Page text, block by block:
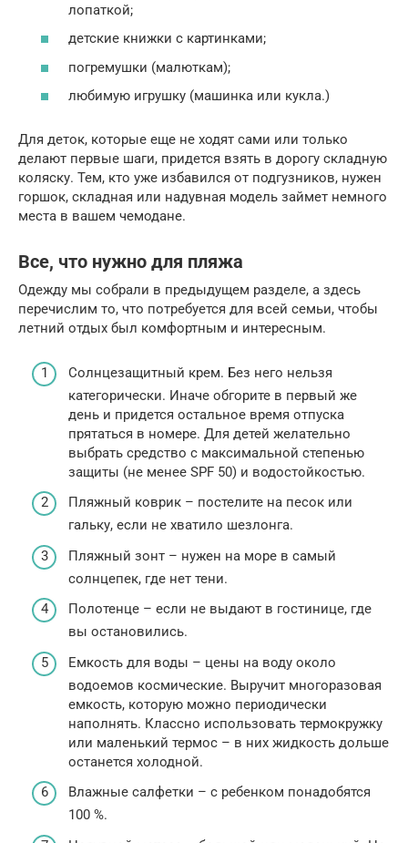
лопаткой;
детские книжки с картинками;
погремушки (малюткам);
любимую игрушку (машинка или кукла.)
Для деток, которые еще не ходят сами или только
делают первые шаги, придется взять в дорогу складную
коляску. Тем, кто уже избавился от подгузников, нужен
горшок, складная или надувная модель займет немного
места в вашем чемодане.
Все, что нужно для пляжа
Одежду мы собрали в предыдущем разделе, а здесь
перечислим то, что потребуется для всей семьи, чтобы
летний отдых был комфортным и интересным.
Солнцезащитный крем. Без него нельзя
категорически. Иначе обгорите в первый же
день и придется остальное время отпуска
прятаться в номере. Для детей желательно
выбрать средство с максимальной степенью
защиты (не менее SPF 50) и водостойкостью.
Пляжный коврик – постелите на песок или
гальку, если не хватило шезлонга.
Пляжный зонт – нужен на море в самый
солнцепек, где нет тени.
Полотенце – если не выдают в гостинице, где
вы остановились.
Емкость для воды – цены на воду около
водоемов космические. Выручит многоразовая
емкость, которую можно периодически
наполнять. Классно использовать термокружку
или маленький термос – в них жидкость дольше
останется холодной.
Влажные салфетки – с ребенком понадобятся
100 %.